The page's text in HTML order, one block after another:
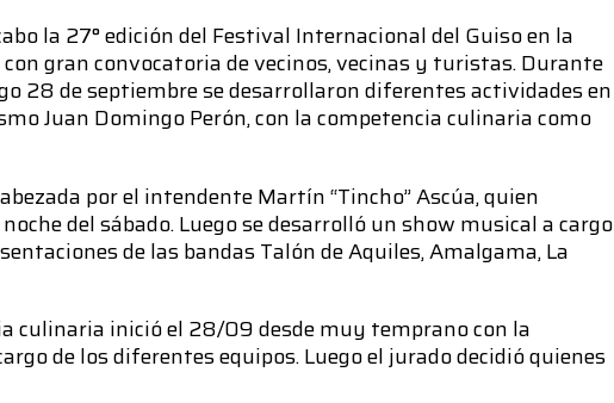
la 27° edición del Festival Internacional del Guiso en la
con gran convocatoria de vecinos, vecinas y turistas. Durante
28 de septiembre se desarrollaron diferentes actividades en
Juan Domingo Perón, con la competencia culinaria como
por el intendente Martín “Tincho” Ascúa, quien
del sábado. Luego se desarrolló un show musical a cargo
de las bandas Talón de Aquiles, Amalgama, La
culinaria inició el 28/09 desde muy temprano con la
de los diferentes equipos. Luego el jurado decidió quienes